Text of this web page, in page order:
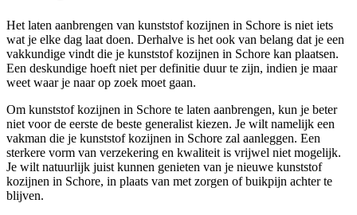
Het laten aanbrengen van kunststof kozijnen in Schore is niet iets
wat je elke dag laat doen. Derhalve is het ook van belang dat je een
vakkundige vindt die je kunststof kozijnen in Schore kan plaatsen.
Een deskundige hoeft niet per definitie duur te zijn, indien je maar
weet waar je naar op zoek moet gaan.
Om kunststof kozijnen in Schore te laten aanbrengen, kun je beter
niet voor de eerste de beste generalist kiezen. Je wilt namelijk een
vakman die je kunststof kozijnen in Schore zal aanleggen. Een
sterkere vorm van verzekering en kwaliteit is vrijwel niet mogelijk.
Je wilt natuurlijk juist kunnen genieten van je nieuwe kunststof
kozijnen in Schore, in plaats van met zorgen of buikpijn achter te
blijven.